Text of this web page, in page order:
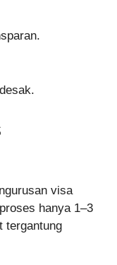
visa
hanya 1–3
tergantung